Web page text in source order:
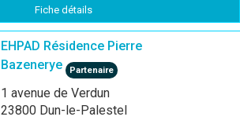
Fiche détails
EHPAD Résidence Pierre
Bazenerye
Partenaire
1 avenue de Verdun
23800 Dun-le-Palestel